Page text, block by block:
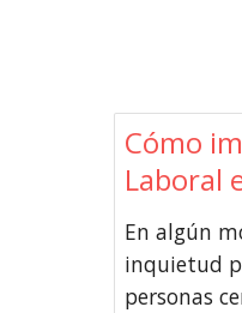
Cómo
Laboral
En algún
inquietud
personas